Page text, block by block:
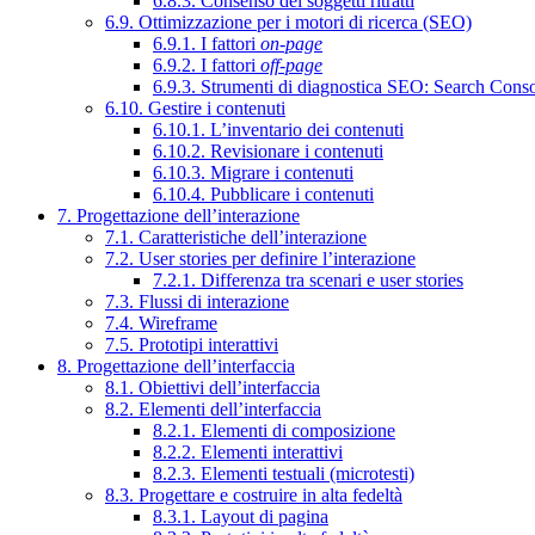
6.9. Ottimizzazione per i motori di ricerca (SEO)
6.9.1. I fattori on-page
6.9.2. I fattori off-page
6.9.3. Strumenti di diagnostica SEO: Search
6.10. Gestire i contenuti
6.10.1. L’inventario dei contenuti
6.10.2. Revisionare i contenuti
6.10.3. Migrare i contenuti
6.10.4. Pubblicare i contenuti
7. Progettazione dell’interazione
7.1. Caratteristiche dell’interazione
7.2. User stories per definire l’interazione
7.2.1. Differenza tra scenari e user stories
7.3. Flussi di interazione
7.4. Wireframe
7.5. Prototipi interattivi
8. Progettazione dell’interfaccia
8.1. Obiettivi dell’interfaccia
8.2. Elementi dell’interfaccia
8.2.1. Elementi di composizione
8.2.2. Elementi interattivi
8.2.3. Elementi testuali (microtesti)
8.3. Progettare e costruire in alta fedeltà
8.3.1. Layout di pagina